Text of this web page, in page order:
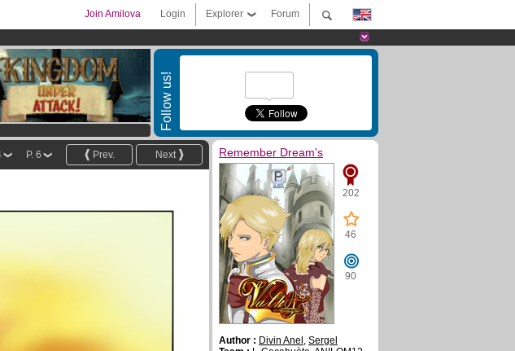
Forum
Explorer
Login
Join Amilova
Follow us!
Next
Prev.
P. 6 Remember Dream's
202
46
90
Author : Divin Anel , Sergel